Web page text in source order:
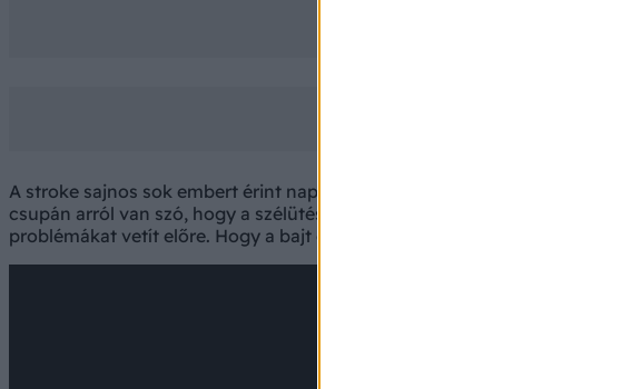
A stroke sajnos sok embert érint napjainkban. Egyes esetekben azonban
csupán arról van szó, hogy a szélütés előszobájával, a TIA-val (transient
problémákat vetít előre. Hogy a bajt elkerülhessük, műtéti beavatkozásra